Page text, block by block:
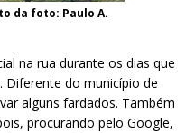
da foto: Paulo A.
na rua durante os dias que
Diferente do município de
alguns fardados. Também
procurando pelo Google,